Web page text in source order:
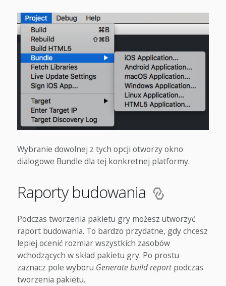
Wybranie dowolnej z tych opcji otworzy okno
dialogowe Bundle dla tej konkretnej platformy.
Raporty budowania
Podczas tworzenia pakietu gry możesz utworzyć
raport budowania. To bardzo przydatne, gdy chcesz
lepiej ocenić rozmiar wszystkich zasobów
wchodzących w skład pakietu gry. Po prostu
zaznacz pole wyboru Generate build reportpodczas
tworzenia pakietu.